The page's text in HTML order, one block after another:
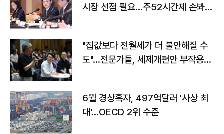
시장 선점 필요…주52시간제 손봐
"집값보다 전월세가 더 불안해질 수
도"…전문가들, 세제개편안 부작용
6월 경상흑자, 497억달러 '사상 최
대'…OECD 2위 수준